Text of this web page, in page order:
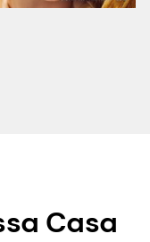
Casa